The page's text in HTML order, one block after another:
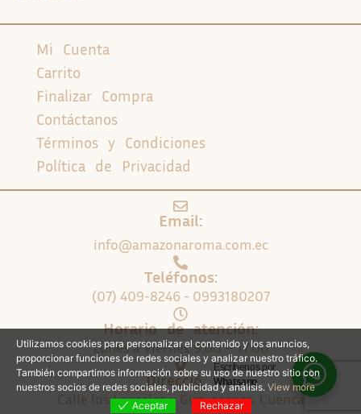
Mi Cuenta
Carrito
Finalizar Compra
Contáctanos
Términos y Condiciones
Política de Privacidad
Email:
info@amazonaroma.com.ec
Teléfonos:
(07) 409-8246 - 0993180207
Horario de atención:
Lunes a Viernes 9:00 – 17:00
Dirección:
Calle los Laureles y Guayacanes. Cuenca
Utilizamos cookies para personalizar el contenido y los anuncios,
proporcionar funciones de redes sociales y analizar nuestro tráfico.
También compartimos información sobre su uso de nuestro sitio con
nuestros socios de redes sociales, publicidad y análisis. View more
Aceptar
Rechazar
Escríbenos por
Whatsapp